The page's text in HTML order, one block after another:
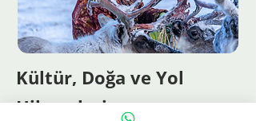
Kültür, Doğa ve Yol
Hikayeleri